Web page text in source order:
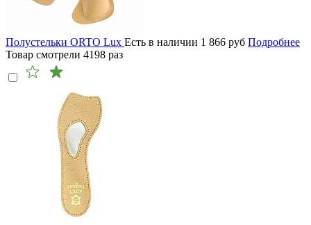
Полустельки ORTO Lux Есть в наличии 1 866 руб Подробнее
Товар смотрели 4198 раз